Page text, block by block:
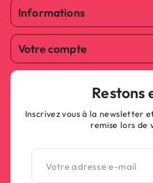
Informations
Votre compte
Restons
Inscrivez vous à la newsletter
remise lors de